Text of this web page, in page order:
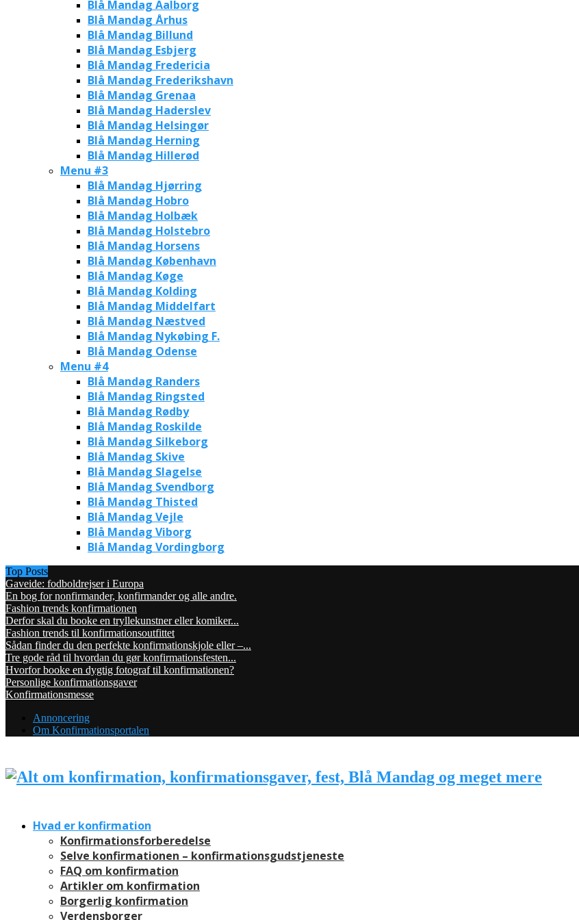
Blå Mandag Aalborg
Blå Mandag Århus
Blå Mandag Billund
Blå Mandag Esbjerg
Blå Mandag Fredericia
Blå Mandag Frederikshavn
Blå Mandag Grenaa
Blå Mandag Haderslev
Blå Mandag Helsingør
Blå Mandag Herning
Blå Mandag Hillerød
Menu #3
Blå Mandag Hjørring
Blå Mandag Hobro
Blå Mandag Holbæk
Blå Mandag Holstebro
Blå Mandag Horsens
Blå Mandag København
Blå Mandag Køge
Blå Mandag Kolding
Blå Mandag Middelfart
Blå Mandag Næstved
Blå Mandag Nykøbing F.
Blå Mandag Odense
Menu #4
Blå Mandag Randers
Blå Mandag Ringsted
Blå Mandag Rødby
Blå Mandag Roskilde
Blå Mandag Silkeborg
Blå Mandag Skive
Blå Mandag Slagelse
Blå Mandag Svendborg
Blå Mandag Thisted
Blå Mandag Vejle
Blå Mandag Viborg
Blå Mandag Vordingborg
Top Posts
Gaveide: fodboldrejser i Europa
En bog for nonfirmander, konfirmander og alle andre.
Fashion trends konfirmationen
Derfor skal du booke en tryllekunstner eller komiker...
Fashion trends til konfirmationsoutfittet
Sådan finder du den perfekte konfirmationskjole eller –...
Tre gode råd til hvordan du gør konfirmationsfesten...
Hvorfor booke en dygtig fotograf til konfirmationen?
Personlige konfirmationsgaver
Konfirmationsmesse
Annoncering
Om Konfirmationsportalen
Hvad er konfirmation
Konfirmationsforberedelse
Selve konfirmationen – konfirmationsgudstjeneste
FAQ om konfirmation
Artikler om konfirmation
Borgerlig konfirmation
Verdensborger